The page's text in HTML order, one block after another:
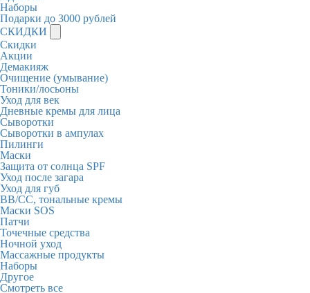
Наборы
Подарки до 3000 рублей
СКИДКИ
Скидки
Акции
Демакияж
Очищение (умывание)
Тоники/лосьоны
Уход для век
Дневные кремы для лица
Сыворотки
Сыворотки в ампулах
Пилинги
Маски
Защита от солнца SPF
Уход после загара
Уход для губ
BB/CC, тональные кремы
Маски SOS
Патчи
Точечные средства
Ночной уход
Массажные продукты
Наборы
Другое
Смотреть все